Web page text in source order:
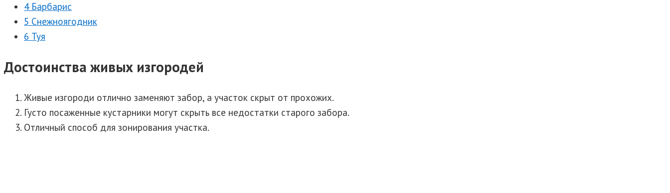
4 Барбарис
5 Снежноягодник
6 Туя
Достоинства живых изгородей
Живые изгороди отлично заменяют забор, а участок скрыт от прохожих.
Густо посаженные кустарники могут скрыть все недостатки старого забора.
Отличный способ для зонирования участка.